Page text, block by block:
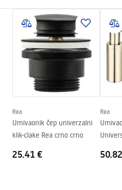
Boja
Završetak
Duljina
Širina
Visina
Dubina
Oblik
Otvor za slavinu
Montažne upute
Basin.pdf
Rea
Umivaonik čep univerzalni
klik-clake Rea crno crno
25.41 €
Rea